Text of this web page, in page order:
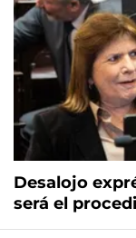
Desalojo
será el